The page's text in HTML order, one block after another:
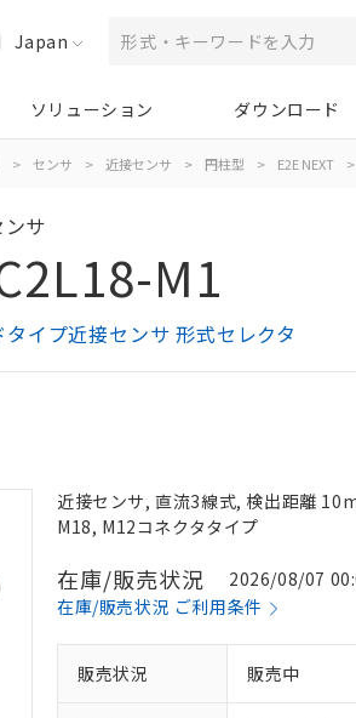
Japan
ソリューション ダウンロード
> センサ > 近接センサ > 円柱型 > E2E NEXT >
サ
M1
イプ近接センサ 形式セレクタ
近接センサ, 直流3線式, 検出距離
M18, M12コネクタタイプ
在庫/販売状況
2026/08/07
在庫/販売状況 ご利用条件
販売状況 販売中